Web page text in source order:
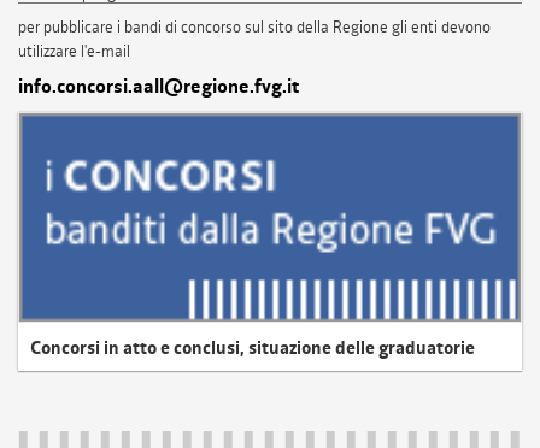
per pubblicare i bandi di concorso sul sito della Regione gli enti devono
utilizzare l'e-mail
info.concorsi.aall@regione.fvg.it
Concorsi in atto e conclusi, situazione delle graduatorie